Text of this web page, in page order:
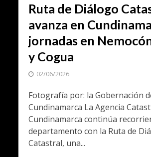
Ruta de Diálogo
avanza en
jornadas en
y Cogua
02/06/2026
Fotografía por: la Gobernación
Cundinamarca La Agencia
Cundinamarca continúa
departamento con la Ruta de
Catastral, una...